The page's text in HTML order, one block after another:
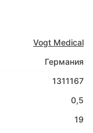
Vogt Medical
Германия
1311167
0,5
19